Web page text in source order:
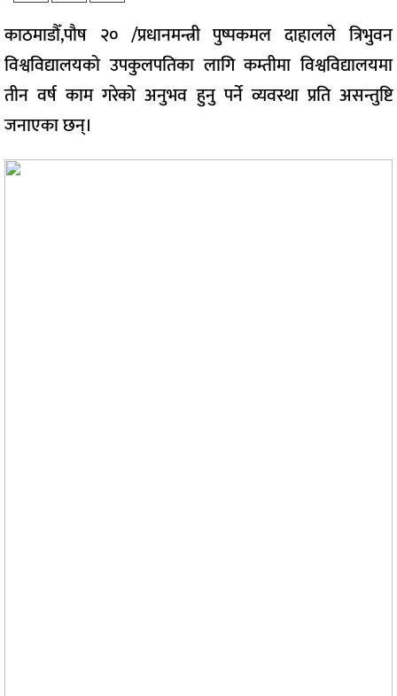
काठमाडौँ,पौष २० /प्रधानमन्त्री पुष्पकमल दाहालले त्रिभुवन
विश्वविद्यालयको उपकुलपतिका लागि कम्तीमा विश्वविद्यालयमा
तीन वर्ष काम गरेको अनुभव हुनु पर्ने व्यवस्था प्रति असन्तुष्टि
जनाएका छन्।